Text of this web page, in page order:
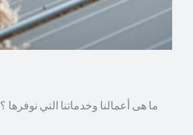
ما هى أعمالنا وخدماتنا التي نوفرها ؟